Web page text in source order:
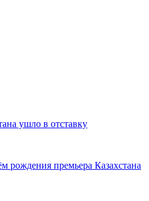
ушло в отставку
рождения премьера Казахстана